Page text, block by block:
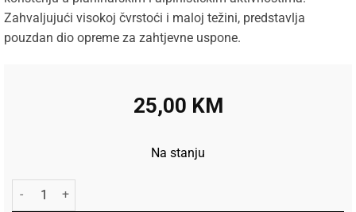
Zahvaljujući visokoj čvrstoći i maloj težini, predstavlja
pouzdan dio opreme za zahtjevne uspone.
25,00 KM
Na stanju
Ocun Gurtna za Penjanje O-Sling BIO-DYN 11mm 120cm